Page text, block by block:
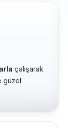
çalışarak
güzel